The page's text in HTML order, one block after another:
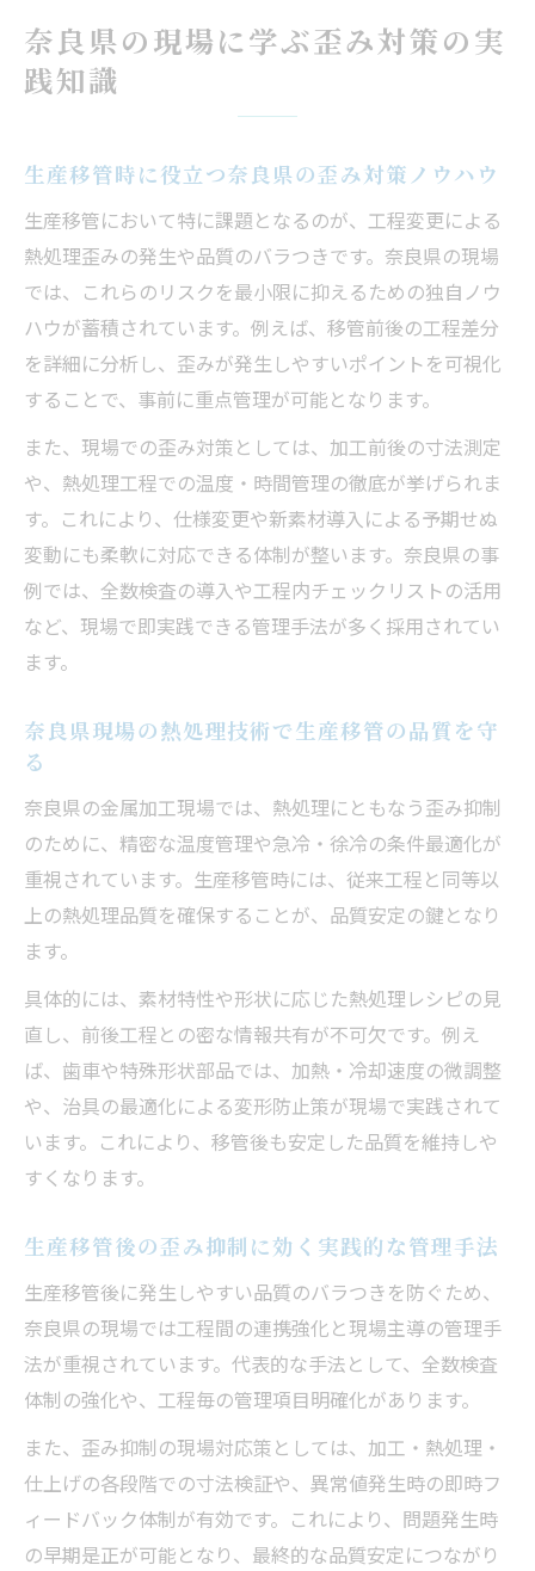
奈良県の現場に学ぶ歪み対策の実
践知識
生産移管時に役立つ奈良県の歪み対策ノウハウ
生産移管において特に課題となるのが、工程変更による
熱処理歪みの発生や品質のバラつきです。奈良県の現場
では、これらのリスクを最小限に抑えるための独自ノウ
ハウが蓄積されています。例えば、移管前後の工程差分
を詳細に分析し、歪みが発生しやすいポイントを可視化
することで、事前に重点管理が可能となります。
また、現場での歪み対策としては、加工前後の寸法測定
や、熱処理工程での温度・時間管理の徹底が挙げられま
す。これにより、仕様変更や新素材導入による予期せぬ
変動にも柔軟に対応できる体制が整います。奈良県の事
例では、全数検査の導入や工程内チェックリストの活用
など、現場で即実践できる管理手法が多く採用されてい
ます。
奈良県現場の熱処理技術で生産移管の品質を守
る
奈良県の金属加工現場では、熱処理にともなう歪み抑制
のために、精密な温度管理や急冷・徐冷の条件最適化が
重視されています。生産移管時には、従来工程と同等以
上の熱処理品質を確保することが、品質安定の鍵となり
ます。
具体的には、素材特性や形状に応じた熱処理レシピの見
直し、前後工程との密な情報共有が不可欠です。例え
ば、歯車や特殊形状部品では、加熱・冷却速度の微調整
や、治具の最適化による変形防止策が現場で実践されて
います。これにより、移管後も安定した品質を維持しや
すくなります。
生産移管後の歪み抑制に効く実践的な管理手法
生産移管後に発生しやすい品質のバラつきを防ぐため、
奈良県の現場では工程間の連携強化と現場主導の管理手
法が重視されています。代表的な手法として、全数検査
体制の強化や、工程毎の管理項目明確化があります。
また、歪み抑制の現場対応策としては、加工・熱処理・
仕上げの各段階での寸法検証や、異常値発生時の即時フ
ィードバック体制が有効です。これにより、問題発生時
の早期是正が可能となり、最終的な品質安定につながり